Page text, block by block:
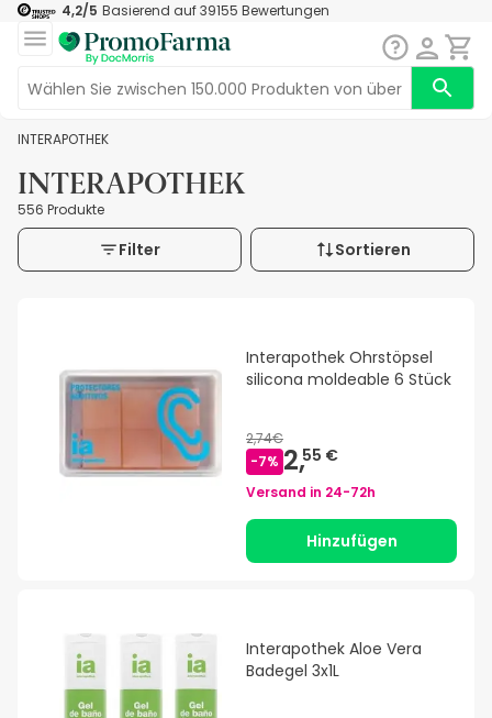
4,2/5 Basierend auf39155 Bewertungen
INTERAPOTHEK
INTERAPOTHEK
556 Produkte
Filter Sortieren
Interapothek Ohrstöpsel
silicona moldeable 6 Stück
2,74€
-7% 2,55 €
Versand in 24-72h
Hinzufügen
Interapothek Aloe Vera
Badegel 3x1L